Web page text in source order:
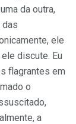
da outra,
das
ele
discute. Eu
flagrantes em
o
a